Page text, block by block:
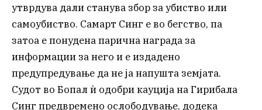
утврдува дали станува збор за убиство или
самоубиство. Самарт Синг е во бегство, па
затоа е понудена парична награда за
информации за него и е издадено
предупредување да не ja напушта земјата.
Судот во Бопал ѝ одобри кауција на Гирибала
Синг предвремено ослободување, додека